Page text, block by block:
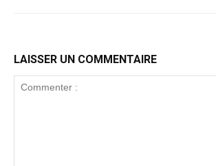
LAISSER UN COMMENTAIRE